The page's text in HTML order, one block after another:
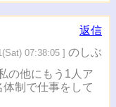
返信
07:38:05 ] のしぶ
の他にもう1人ア
制で仕事をして